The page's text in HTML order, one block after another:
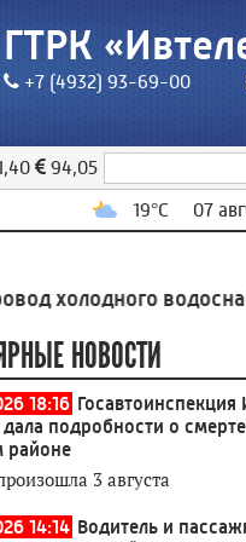
ГТРК
+7 (4932) 93-69-00
94,05
19°C 07
водоснабжения
НОВОСТИ
18:16 Госавтоинспекция
дала подробности о
3 августа
14:14 Водитель и